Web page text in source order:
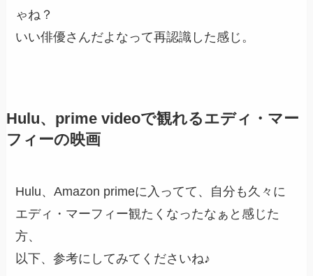
ゃね？
いい俳優さんだよなって再認識した感じ。
Hulu、prime videoで観れるエディ・マー
フィーの映画
Hulu、Amazon primeに入ってて、自分も久々に
エディ・マーフィー観たくなったなぁと感じた
方、
以下、参考にしてみてくださいね♪